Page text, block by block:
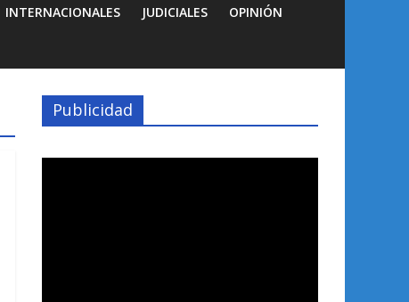
INTERNACIONALES JUDICIALES OPINIÓN
Publicidad